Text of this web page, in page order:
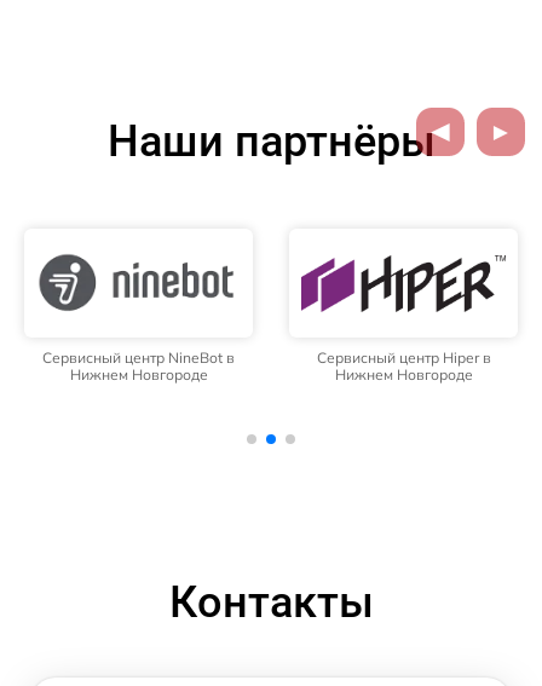
Наши партнёры
Сервисный центр NineBot в
Нижнем Новгороде
Сервисный центр Hiper в
Нижнем Новгороде
Контакты